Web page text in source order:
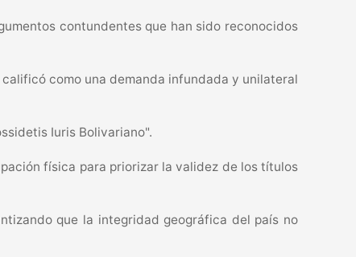
contundentes que han sido reconocidos
como una demanda infundada y unilateral
Iuris Bolivariano".
física para priorizar la validez de los títulos
que la integridad geográfica del país no